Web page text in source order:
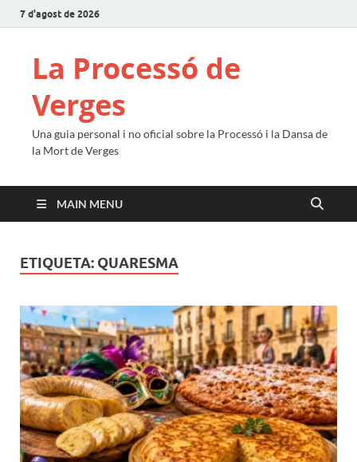
7 d'agost de 2026
La Processó de
Verges
Una guia personal i no oficial sobre la Processó i la Dansa de
la Mort de Verges
MAIN MENU
ETIQUETA: QUARESMA